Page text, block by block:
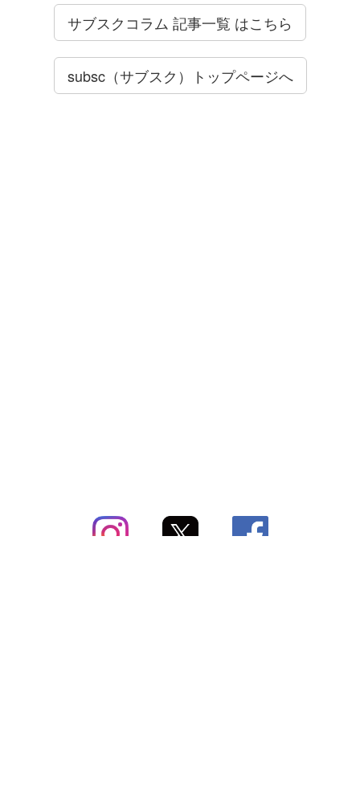
サブスクコラム 記事一覧 はこちら
subsc（サブスク）トップページへ